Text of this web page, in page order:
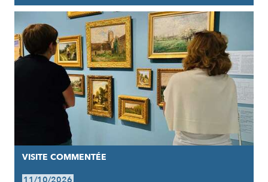
VISITE COMMENTÉE